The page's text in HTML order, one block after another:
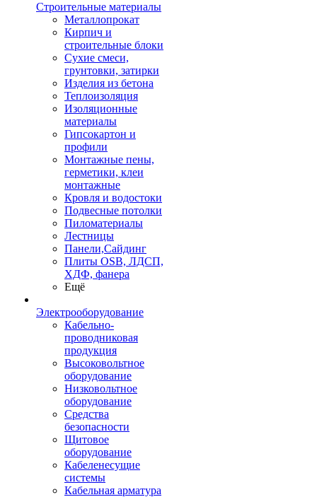
Строительные материалы
Металлопрокат
Кирпич и
строительные блоки
Сухие смеси,
грунтовки, затирки
Изделия из бетона
Теплоизоляция
Изоляционные
материалы
Гипсокартон и
профили
Монтажные пены,
герметики, клеи
монтажные
Кровля и водостоки
Подвесные потолки
Пиломатериалы
Лестницы
Панели,Сайдинг
Плиты OSB, ЛДСП,
ХДФ, фанера
Ещё
Электрооборудование
Кабельно-
проводниковая
продукция
Высоковольтное
оборудование
Низковольтное
оборудование
Средства
безопасности
Щитовое
оборудование
Кабеленесущие
системы
Кабельная арматура